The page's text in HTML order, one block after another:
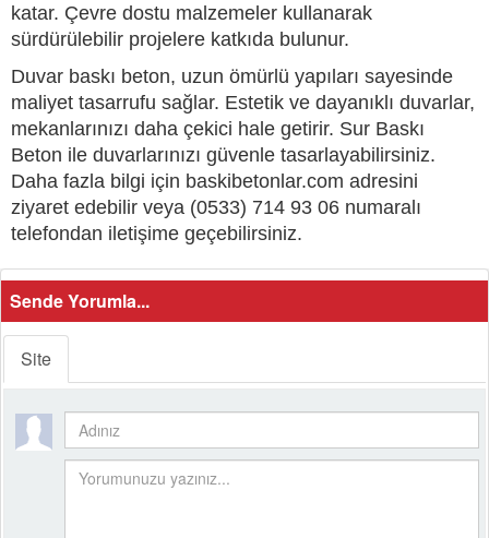
katar. Çevre dostu malzemeler kullanarak
sürdürülebilir projelere katkıda bulunur.
Duvar baskı beton, uzun ömürlü yapıları sayesinde
maliyet tasarrufu sağlar. Estetik ve dayanıklı duvarlar,
mekanlarınızı daha çekici hale getirir. Sur Baskı
Beton ile duvarlarınızı güvenle tasarlayabilirsiniz.
Daha fazla bilgi için baskibetonlar.com adresini
ziyaret edebilir veya (0533) 714 93 06 numaralı
telefondan iletişime geçebilirsiniz.
Sende Yorumla...
Site